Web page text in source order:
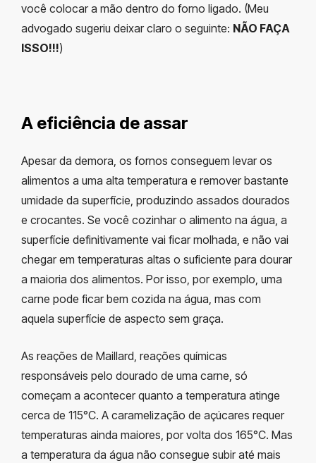
você colocar a mão dentro do forno ligado. (Meu
advogado sugeriu deixar claro o seguinte: NÃO FAÇA
ISSO!!!)
A eficiência de assar
Apesar da demora, os fornos conseguem levar os
alimentos a uma alta temperatura e remover bastante
umidade da superfície, produzindo assados dourados
e crocantes. Se você cozinhar o alimento na água, a
superfície definitivamente vai ficar molhada, e não vai
chegar em temperaturas altas o suficiente para dourar
a maioria dos alimentos. Por isso, por exemplo, uma
carne pode ficar bem cozida na água, mas com
aquela superfície de aspecto sem graça.
As reações de Maillard, reações químicas
responsáveis pelo dourado de uma carne, só
começam a acontecer quanto a temperatura atinge
cerca de 115°C. A caramelização de açúcares requer
temperaturas ainda maiores, por volta dos 165°C. Mas
a temperatura da água não consegue subir até mais